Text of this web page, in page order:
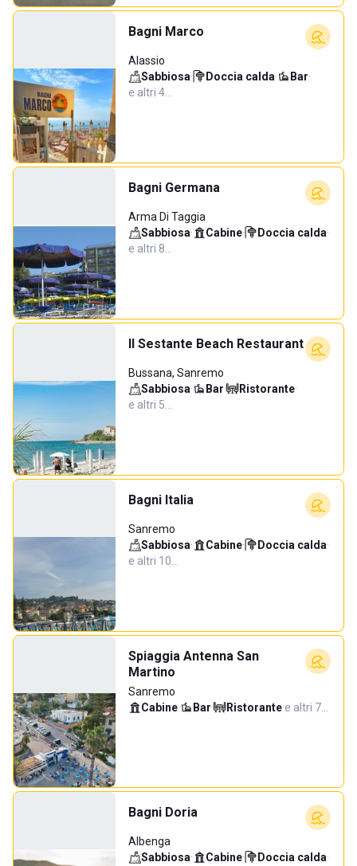
Bagni Marco
Alassio
Sabbiosa· Doccia calda· Bar·
e altri 4…
Bagni Germana
Arma Di Taggia
Sabbiosa· Cabine· Doccia calda·
e altri 8…
Il Sestante Beach Restaurant
Bussana, Sanremo
Sabbiosa· Bar· Ristorante·
e altri 5…
Bagni Italia
Sanremo
Sabbiosa· Cabine· Doccia calda·
e altri 10…
Spiaggia Antenna San
Martino
Sanremo
Cabine· Bar· Ristorante·e altri 7…
Bagni Doria
Albenga
Sabbiosa· Cabine· Doccia calda·